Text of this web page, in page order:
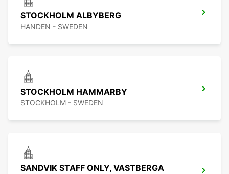
STOCKHOLM ALBYBERG
HANDEN - SWEDEN
STOCKHOLM HAMMARBY
STOCKHOLM - SWEDEN
SANDVIK STAFF ONLY, VASTBERGA